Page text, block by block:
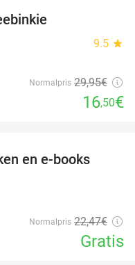
9.5 star
Normalpris 29,95€
16,50€
en e-books
Normalpris 22,47€
Gratis